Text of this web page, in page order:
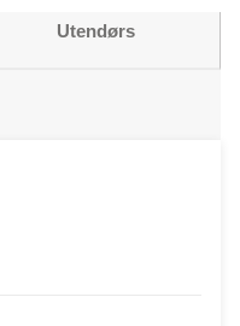
Utendørs